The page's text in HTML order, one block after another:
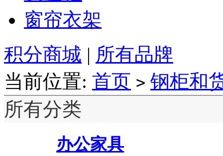
窗帘衣架
积分商城 | 所有品牌
当前位置: 首页 > 钢柜和
所有分类
办公家具